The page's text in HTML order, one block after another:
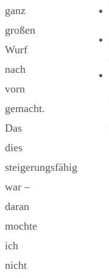
ganz
großen
Wurf
nach
vorn
gemacht.
Das
dies
steigerungsfähig
war –
daran
mochte
ich
nicht